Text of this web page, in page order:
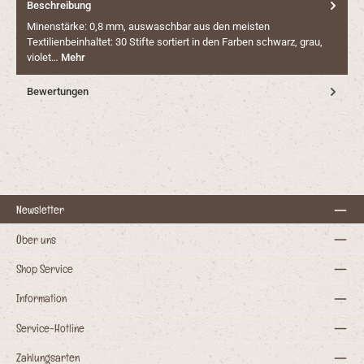
Beschreibung
Minenstärke: 0,8 mm, auswaschbar aus den meisten
Textilienbeinhaltet: 30 Stifte sortiert in den Farben schwarz, grau,
violet… Mehr
Bewertungen
Newsletter
Über uns
Shop Service
Information
Service-Hotline
Zahlungsarten